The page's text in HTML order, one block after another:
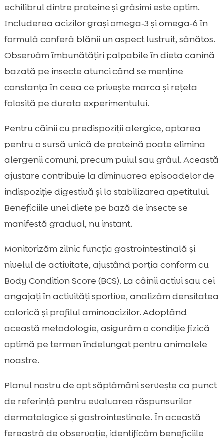
echilibrul dintre proteine și grăsimi este optim.
Includerea acizilor grași omega‑3 și omega‑6 în
formulă conferă blănii un aspect lustruit, sănătos.
Observăm îmbunătățiri palpabile în dieta canină
bazată pe insecte atunci când se menține
constanța în ceea ce privește marca și rețeta
folosită pe durata experimentului.
Pentru câinii cu predispoziții alergice, optarea
pentru o sursă unică de proteină poate elimina
alergenii comuni, precum puiul sau grâul. Această
ajustare contribuie la diminuarea episoadelor de
indispoziție digestivă și la stabilizarea apetitului.
Beneficiile unei diete pe bază de insecte se
manifestă gradual, nu instant.
Monitorizăm zilnic funcția gastrointestinală și
nivelul de activitate, ajustând porția conform cu
Body Condition Score (BCS). La câinii activi sau cei
angajați în activități sportive, analizăm densitatea
calorică și profilul aminoacizilor. Adoptând
această metodologie, asigurăm o condiție fizică
optimă pe termen îndelungat pentru animalele
noastre.
Planul nostru de opt săptămâni servește ca punct
de referință pentru evaluarea răspunsurilor
dermatologice și gastrointestinale. În această
fereastră de observație, identificăm beneficiile